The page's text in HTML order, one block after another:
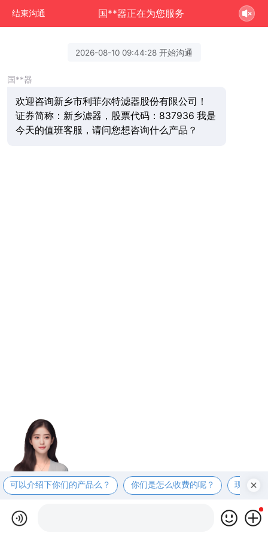
结束沟通 国**器正在为您服务
2026-08-10 09:44:28 开始沟通
国**器
欢迎咨询新乡市利菲尔特滤器股份有限公司！
证券简称：新乡滤器，股票代码：837936 我是
今天的值班客服，请问您想咨询什么产品？
可以介绍下你们的产品么？ 你们是怎么收费的呢？ 现在有